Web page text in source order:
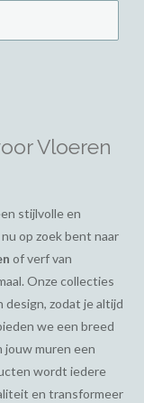
Vloeren
stijlvolle en
op zoek bent naar
of verf van
Onze collecties
zodat je altijd
we een breed
jouw muren een
wordt iedere
en transformeer